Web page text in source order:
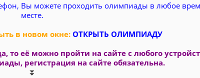
Вы можете проходить олимпиады в любое
месте.
в новом окне: ОТКРЫТЬ ОЛИМПИАДУ
то её можно пройти на сайте с любого
регистрация на сайте обязательна.
⏬